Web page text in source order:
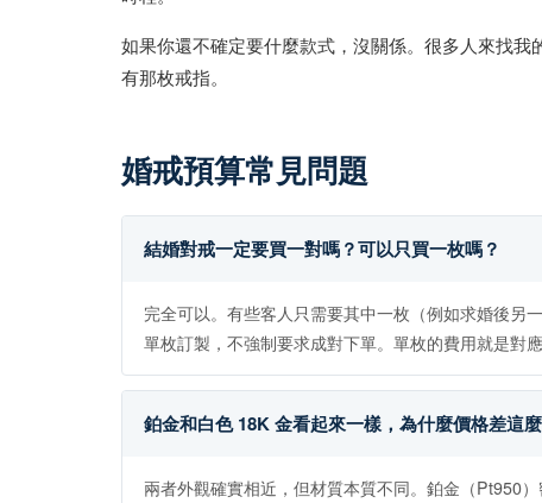
如果你還不確定要什麼款式，沒關係。很多人來找
有那枚戒指。
婚戒預算常見問題
結婚對戒一定要買一對嗎？可以只買一枚嗎？
完全可以。有些客人只需要其中一枚（例如求婚後另
單枚訂製，不強制要求成對下單。單枚的費用就是對應
鉑金和白色 18K 金看起來一樣，為什麼價格差這
兩者外觀確實相近，但材質本質不同。鉑金（Pt950